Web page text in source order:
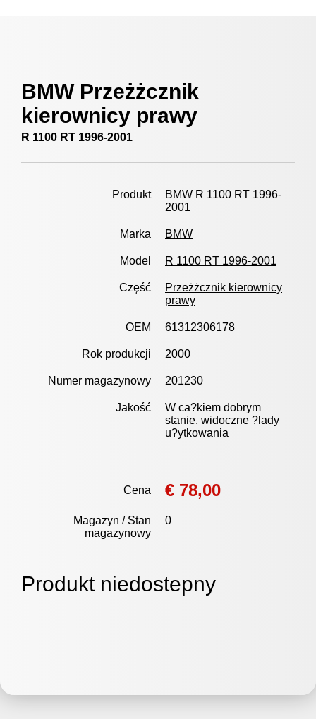
BMW Przeżżcznik
kierownicy prawy
R 1100 RT 1996-2001
Produkt
BMW R 1100 RT 1996-
2001
Marka BMW
Model R 1100 RT 1996-2001
Część
Przeżżcznik kierownicy
prawy
OEM 61312306178
Rok produkcji 2000
Numer magazynowy 201230
Jakość
W ca?kiem dobrym
stanie, widoczne ?lady
u?ytkowania
Cena € 78,00
Magazyn / Stan
magazynowy
0
Produkt niedostepny